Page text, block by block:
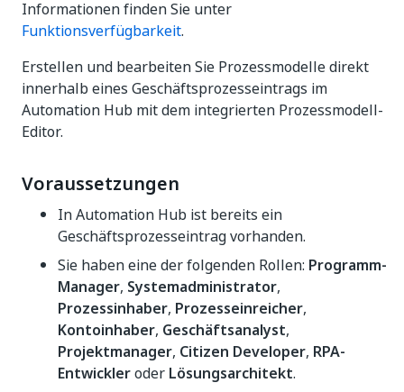
Informationen finden Sie unter
Funktionsverfügbarkeit.
Erstellen und bearbeiten Sie Prozessmodelle direkt
innerhalb eines Geschäftsprozesseintrags im
Automation Hub mit dem integrierten Prozessmodell-
Editor.
Voraussetzungen
In Automation Hub ist bereits ein
Geschäftsprozesseintrag vorhanden.
Sie haben eine der folgenden Rollen: Programm-
Manager, Systemadministrator,
Prozessinhaber, Prozesseinreicher,
Kontoinhaber, Geschäftsanalyst,
Projektmanager, Citizen Developer, RPA-
Entwickleroder Lösungsarchitekt.